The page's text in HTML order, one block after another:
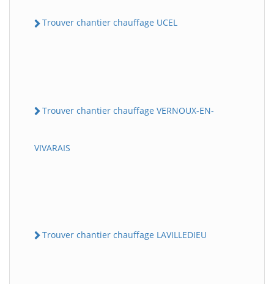
Trouver chantier chauffage UCEL
Trouver chantier chauffage VERNOUX-EN-
VIVARAIS
Trouver chantier chauffage LAVILLEDIEU